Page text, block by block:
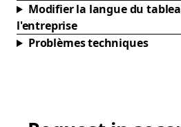
Modifier la langue du
l'entreprise
Problèmes techniques